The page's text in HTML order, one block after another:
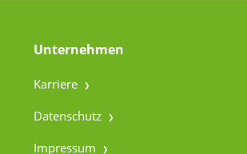
Unternehmen
Karriere
Datenschutz
Impressum